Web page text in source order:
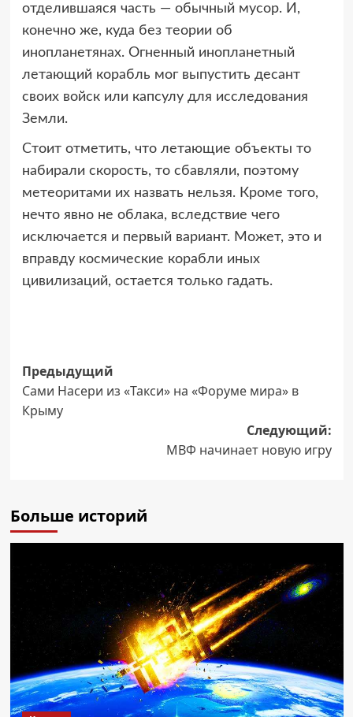
отделившаяся часть — обычный мусор. И,
конечно же, куда без теории об
инопланетянах. Огненный инопланетный
летающий корабль мог выпустить десант
своих войск или капсулу для исследования
Земли.
Стоит отметить, что летающие объекты то
набирали скорость, то сбавляли, поэтому
метеоритами их назвать нельзя. Кроме того,
нечто явно не облака, вследствие чего
исключается и первый вариант. Может, это и
вправду космические корабли иных
цивилизаций, остается только гадать.
Навигация
записи
Предыдущий
Сами Насери из «Такси» на «Форуме мира» в
Крыму
Следующий:
МВФ начинает новую игру
Больше историй